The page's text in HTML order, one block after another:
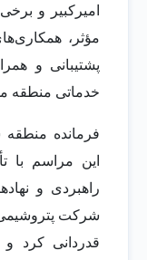
امیرکبیر و
مؤثر،
پشتیبانی و
خدماتی منطقه
فرمانده
این مراسم با
راهبردی و
شرکت
قدردانی کرد و